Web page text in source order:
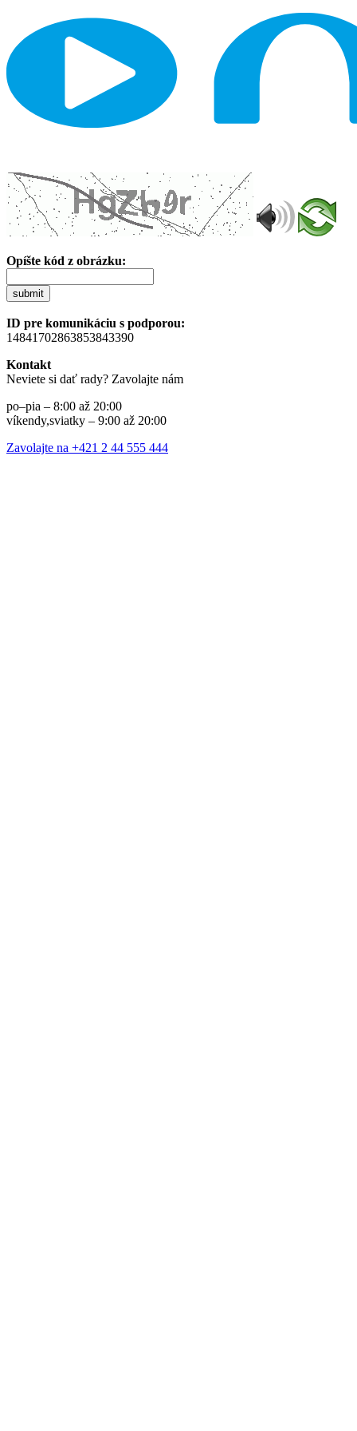
Opíšte kód z obrázku:
submit
ID pre komunikáciu s podporou:
14841702863853843390
Kontakt
Neviete si dať rady? Zavolajte nám
po–pia – 8:00 až 20:00
víkendy,sviatky – 9:00 až 20:00
Zavolajte na +421 2 44 555 444